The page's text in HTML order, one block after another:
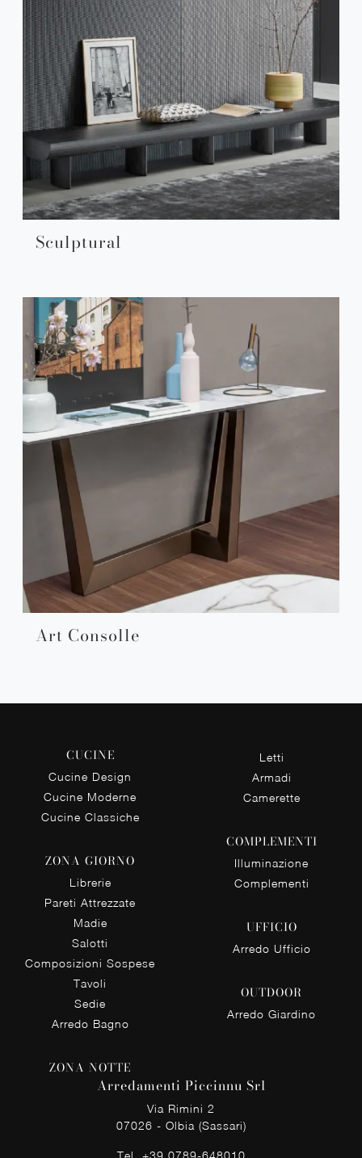
Sculptural
Art Consolle
CUCINE
Cucine Design
Cucine Moderne
Cucine Classiche
ZONA GIORNO
Librerie
Pareti Attrezzate
Madie
Salotti
Composizioni Sospese
Tavoli
Sedie
Arredo Bagno
ZONA NOTTE
Letti
Armadi
Camerette
COMPLEMENTI
Illuminazione
Complementi
UFFICIO
Arredo Ufficio
OUTDOOR
Arredo Giardino
Arredamenti Piccinnu Srl
Via Rimini 2
07026 - Olbia (Sassari)
Tel. +39 0789-648010